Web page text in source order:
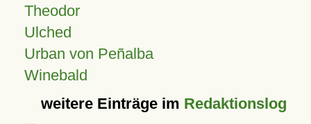
Theodor
Ulched
Urban von Peñalba
Winebald
weitere Einträge im Redaktionslog